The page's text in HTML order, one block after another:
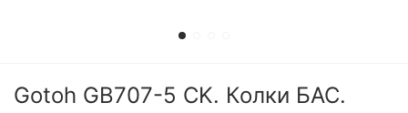
Gotoh GB707-5 CK. Колки БАС.